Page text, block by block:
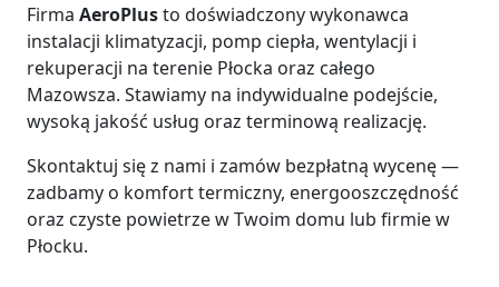
Firma AeroPlusto doświadczony wykonawca
instalacji klimatyzacji, pomp ciepła, wentylacji i
rekuperacji na terenie Płocka oraz całego
Mazowsza. Stawiamy na indywidualne podejście,
wysoką jakość usług oraz terminową realizację.
Skontaktuj się z nami i zamów bezpłatną wycenę —
zadbamy o komfort termiczny, energooszczędność
oraz czyste powietrze w Twoim domu lub firmie w
Płocku.